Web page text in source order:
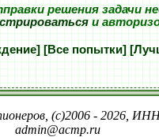
решения задачи
и
[Все попытки]
(c)2006 - 2026,
admin@acmp.ru